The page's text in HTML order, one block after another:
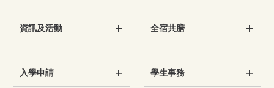
資訊及活動 全宿共膳
入學申請 學生事務